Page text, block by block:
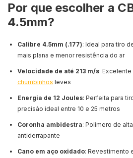
Por que escolher a
4.5mm?
Calibre 4.5mm (.177): Ideal para tiro
mais plana e menor resistência do ar
Velocidade de até 213 m/s:
chumbinhos leves
Energia de 12 Joules: Perfeita para
precisão ideal entre 10 e 25 metros
Coronha ambidestra: Polímero de
antiderrapante
Cano em aço oxidado: Revestimento